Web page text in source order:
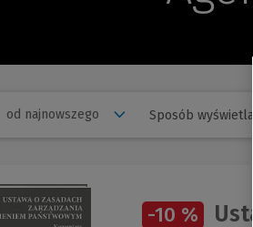
Sposób
-10 %